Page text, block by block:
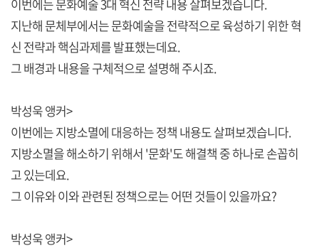
이번에는 문화예술 3대 혁신 전략 내용 살펴보겠습니다.
지난해 문체부에서는 문화예술을 전략적으로 육성하기 위한 혁
신 전략과 핵심과제를 발표했는데요.
그 배경과 내용을 구체적으로 설명해 주시죠.
박성욱 앵커>
이번에는 지방소멸에 대응하는 정책 내용도 살펴보겠습니다.
지방소멸을 해소하기 위해서 '문화'도 해결책 중 하나로 손꼽히
고 있는데요.
그 이유와 이와 관련된 정책으로는 어떤 것들이 있을까요?
박성욱 앵커>